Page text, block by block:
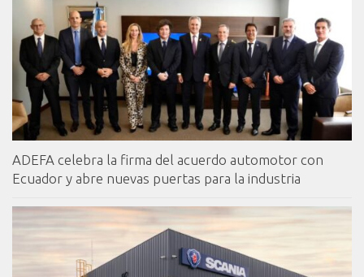
ADEFA celebra la firma del acuerdo automotor con
Ecuador y abre nuevas puertas para la industria